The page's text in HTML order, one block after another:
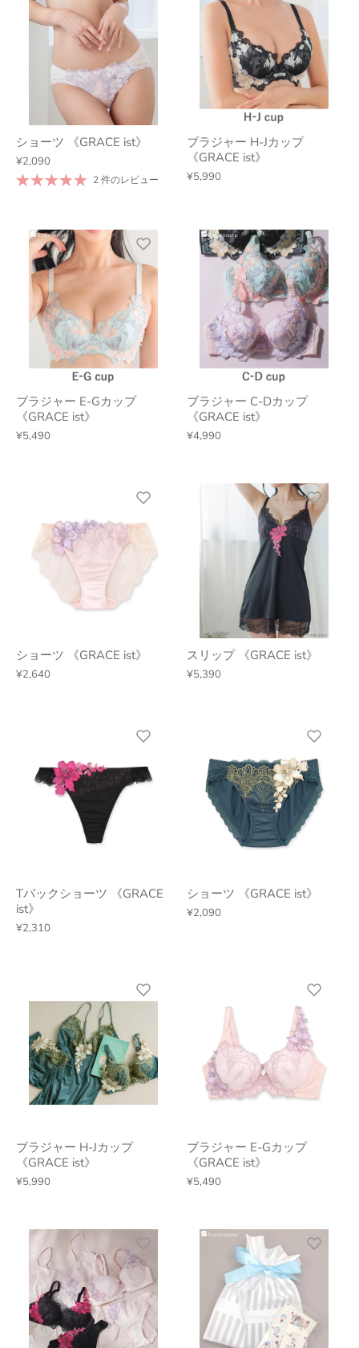
ショーツ 《GRACE ist》
¥2,090
2 件のレビュー
ブラジャー H-Jカップ
《GRACE ist》
¥5,990
ブラジャー E-Gカップ
《GRACE ist》
¥5,490
ブラジャー C-Dカップ
《GRACE ist》
¥4,990
ショーツ 《GRACE ist》
¥2,640
スリップ 《GRACE ist》
¥5,390
Tバックショーツ 《GRACE
ist》
¥2,310
ショーツ 《GRACE ist》
¥2,090
ブラジャー H-Jカップ
《GRACE ist》
¥5,990
ブラジャー E-Gカップ
《GRACE ist》
¥5,490